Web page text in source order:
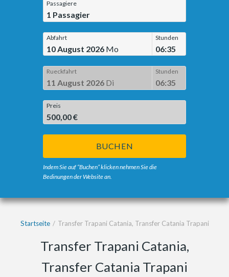
Passagiere
1 Passagier
Abfahrt
10 August 2026 Mo
Stunden
06:35
Rueckfahrt
11 August 2026 Di
Stunden
06:35
Preis
500,00 €
BUCHEN
Indem Sie auf “Buchen” klicken nehmen Sie die
Bedinungen der Website an.
Startseite Transfer Trapani Catania, Transfer Catania Trapani
Transfer Trapani Catania,
Transfer Catania Trapani